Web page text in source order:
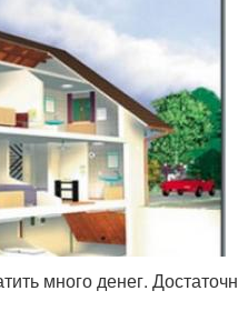
много денег.